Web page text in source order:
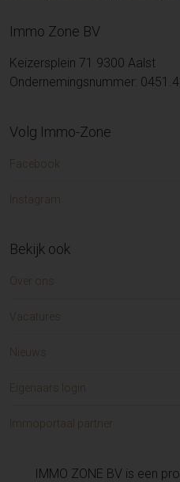
Immo Zone BV
Keizersplein 71 9300 Aalst
Ondernemingsnummer:
Volg Immo-Zone
Facebook
Instagram
Bekijk ook
Over ons
Vacatures
Nieuws
Eigenaars login
Immoportaal partner
IMMO ZONE BV is een